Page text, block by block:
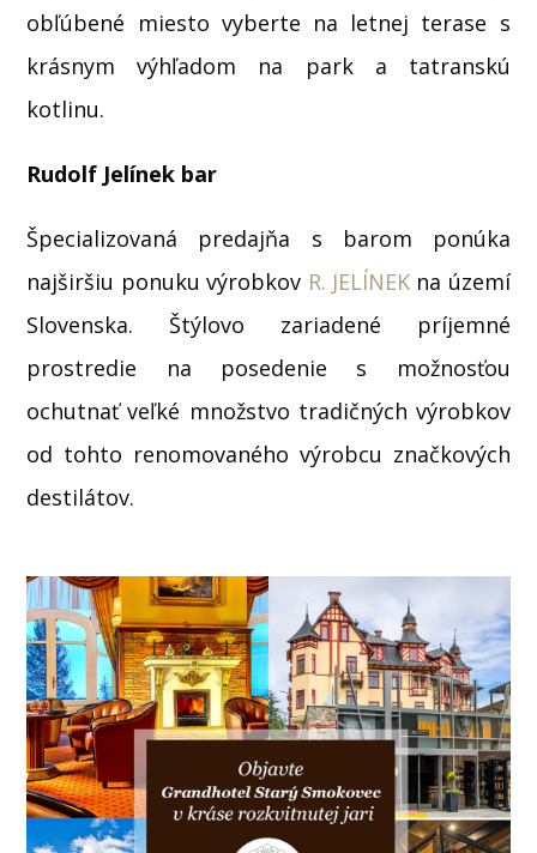
obľúbené miesto vyberte na letnej terase s
krásnym výhľadom na park a tatranskú
kotlinu.
Rudolf Jelínek bar
Špecializovaná predajňa s barom ponúka
najširšiu ponuku výrobkov R. JELÍNEKna území
Slovenska. Štýlovo zariadené príjemné
prostredie na posedenie s možnosťou
ochutnať veľké množstvo tradičných výrobkov
od tohto renomovaného výrobcu značkových
destilátov.